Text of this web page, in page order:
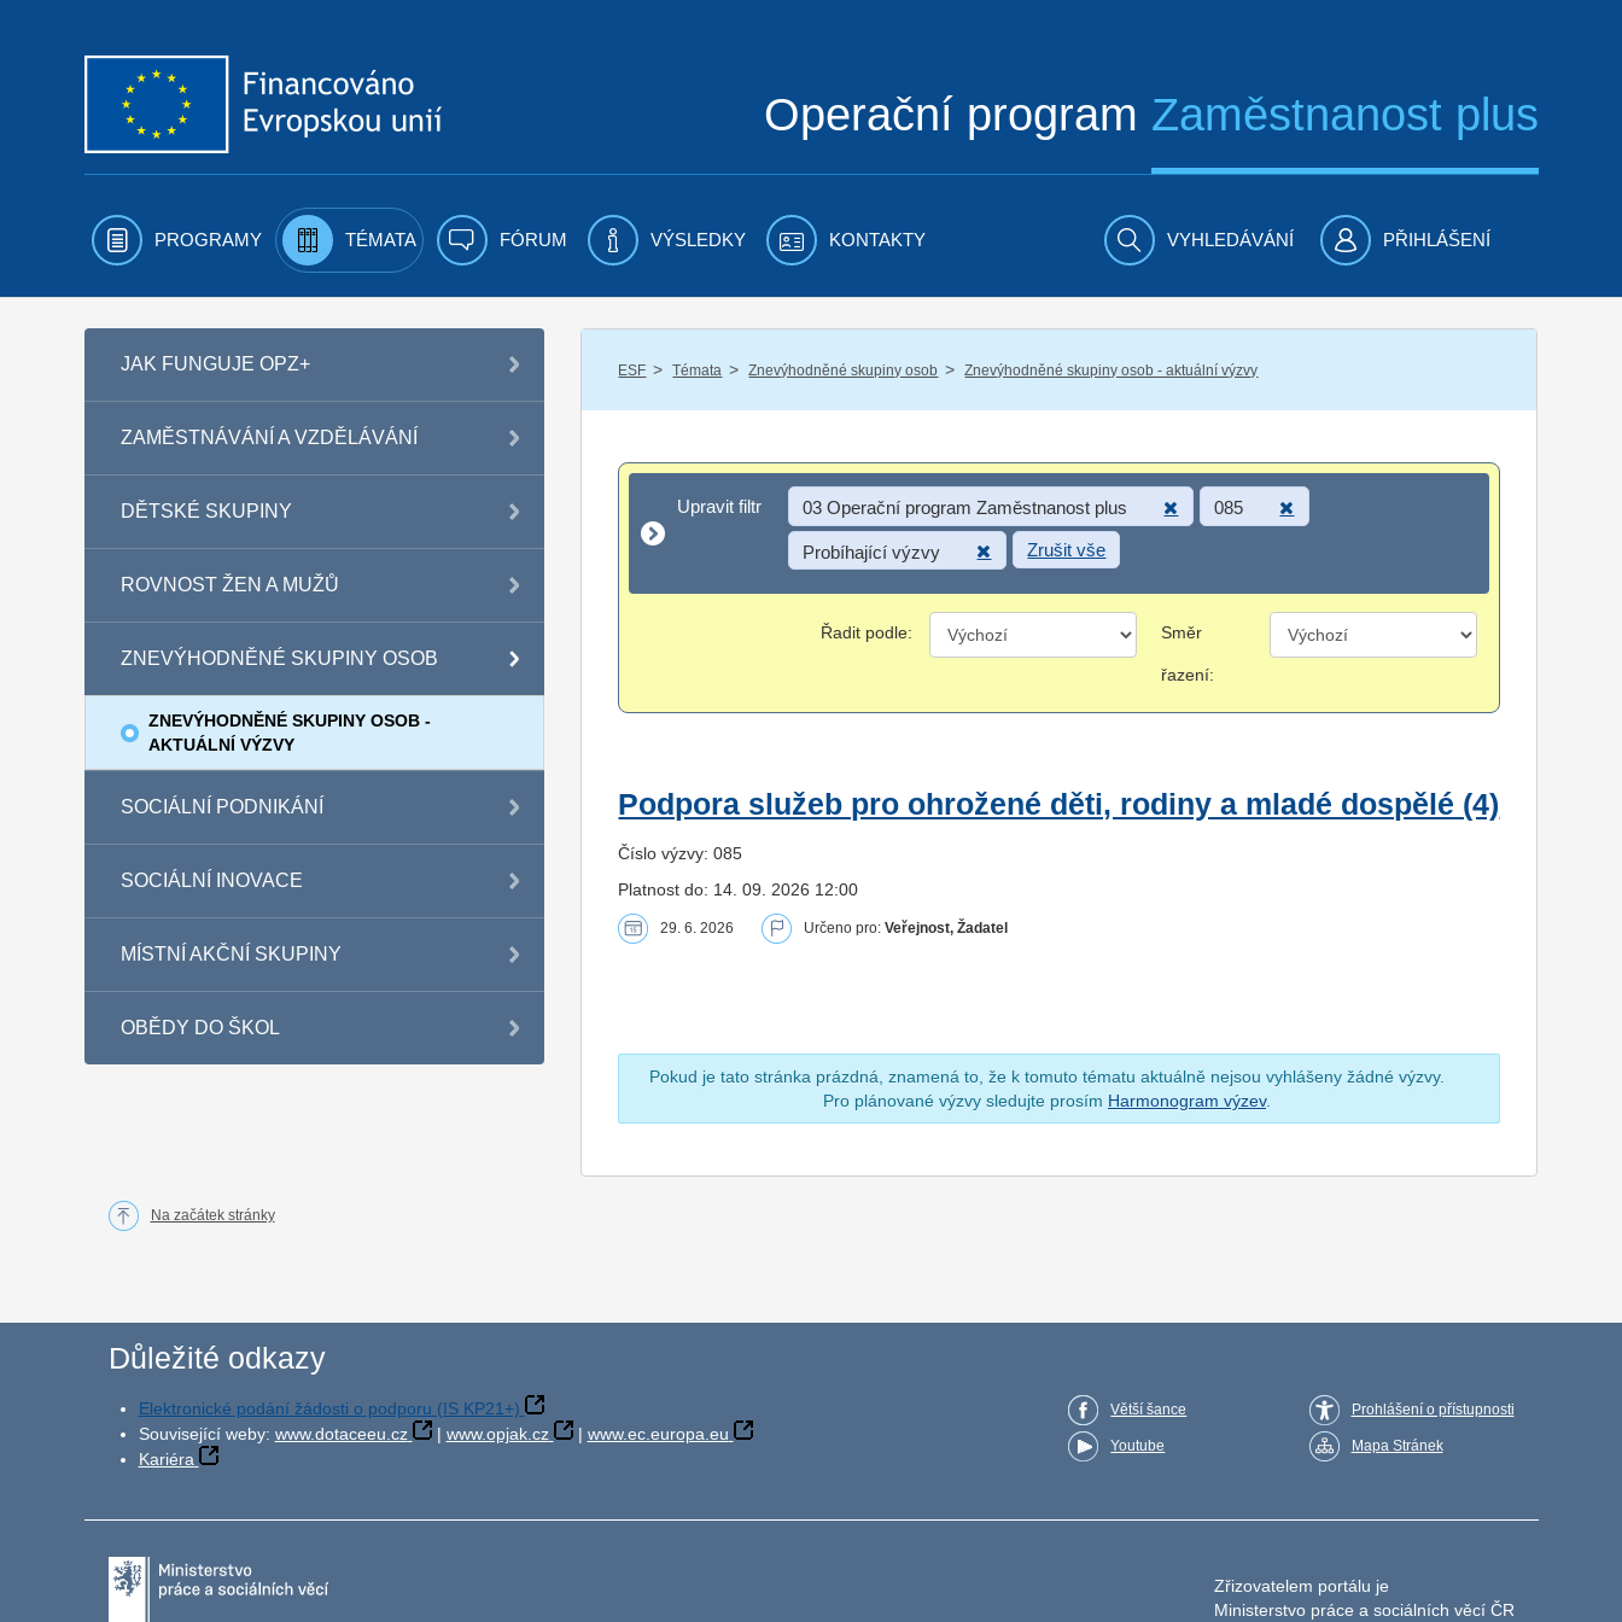
Operační program Zaměstnanost plus
PROGRAMY TÉMATA FÓRUM VÝSLEDKY KONTAKTY VYHLEDÁVÁNÍ PŘIHLÁŠENÍ
JAK FUNGUJE OPZ+
ZAMĚSTNÁVÁNÍ A VZDĚLÁVÁNÍ
DĚTSKÉ SKUPINY
ROVNOST ŽEN A MUŽŮ
ZNEVÝHODNĚNÉ SKUPINY OSOB
ZNEVÝHODNĚNÉ SKUPINY OSOB -
AKTUÁLNÍ VÝZVY
SOCIÁLNÍ PODNIKÁNÍ
SOCIÁLNÍ INOVACE
MÍSTNÍ AKČNÍ SKUPINY
OBĚDY DO ŠKOL
ESF / Témata / Znevýhodněné skupiny osob / Znevýhodněné skupiny osob - aktuální výzvy
Upravit filtr
Upravit filtr 03 Operační program Zaměstnanost plus 085
Probíhající výzvy Zrušit vše
Řadit podle: Směr
řazení:
Podpora služeb pro ohrožené děti, rodiny a mladé dospělé (4)
Číslo výzvy: 085
Platnost do: 14. 09. 2026 12:00
29. 6. 2026 Určeno pro:Veřejnost, Žadatel
Pokud je tato stránka prázdná, znamená to, že k tomuto tématu aktuálně nejsou vyhlášeny žádné výzvy.
Pro plánované výzvy sledujte prosím Harmonogram výzev.
Na začátek stránky
Důležité odkazy
Elektronické podání žádosti o podporu (IS KP21+)
Související weby: www.dotaceeu.cz | www.opjak.cz | www.ec.europa.eu
Kariéra
Větší šance
Youtube
Prohlášení o přístupnosti
Mapa Stránek
Zřizovatelem portálu je
Ministerstvo práce a sociálních věcí ČR